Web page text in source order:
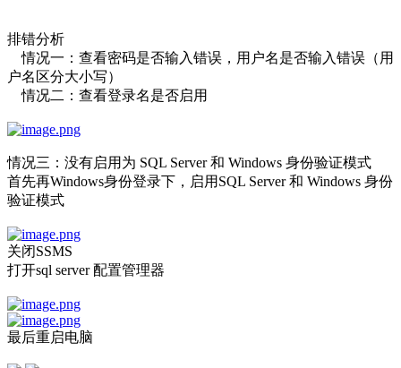
排错分析
情况一：查看密码是否输入错误，用户名是否输入错误（用
户名区分大小写）
情况二：查看登录名是否启用
情况三：没有启用为 SQL Server 和 Windows 身份验证模式
首先再Windows身份登录下，启用SQL Server 和 Windows 身份
验证模式
关闭SSMS
打开sql server 配置管理器
最后重启电脑